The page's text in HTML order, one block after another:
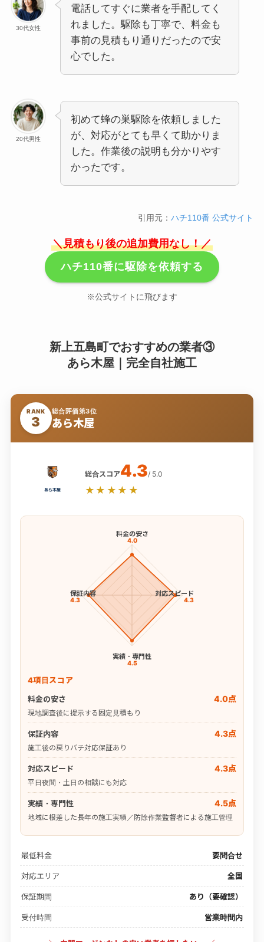
30代女性
電話してすぐに業者を手配してく
れました。駆除も丁寧で、料金も
事前の見積もり通りだったので安
心でした。
20代男性
初めて蜂の巣駆除を依頼しました
が、対応がとても早くて助かりま
した。作業後の説明も分かりやす
かったです。
引用元：ハチ110番 公式サイト
＼見積もり後の追加費用なし！／
ハチ110番に駆除を依頼する
※公式サイトに飛びます
新上五島町でおすすめの業者③
あら木屋｜完全自社施工
RANK
3
総合評価第3位
あら木屋
総合スコア4.3/ 5.0
★★★★★
料金の安さ
4.0
対応スピード
4.3
実績・専門性
4.5
保証内容
4.3
4項目スコア
料金の安さ
4.0点
現地調査後に提示する固定見積もり
保証内容 4.3点
施工後の戻りバチ対応保証あり
対応スピード 4.3点
平日夜間・土日の相談にも対応
実績・専門性 4.5点
地域に根差した長年の施工実績／防除作業監督者による施工管理
最低料金 要問合せ
対応エリア 全国
保証期間 あり（要確認）
受付時間 営業時間内